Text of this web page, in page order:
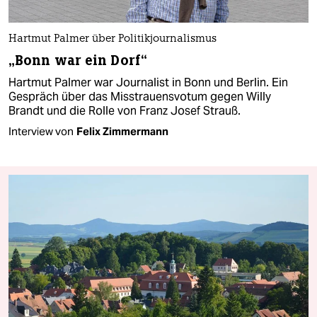
Hartmut Palmer über Politikjournalismus
„Bonn war ein Dorf“
Hartmut Palmer war Journalist in Bonn und Berlin. Ein
Gespräch über das Misstrauensvotum gegen Willy
Brandt und die Rolle von Franz Josef Strauß.
Interview von Felix Zimmermann